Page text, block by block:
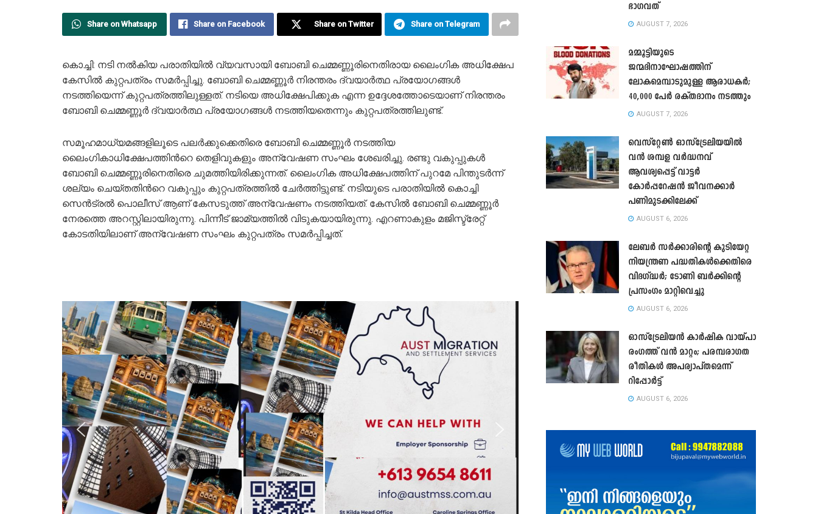
Share on Whatsapp Share on Facebook Share on Twitter Share on Telegram
കൊച്ചി: നടി നൽകിയ പരാതിയിൽ വ്യവസായി ബോബി ചെമ്മണ്ണൂരിനെതിരായ ലൈംഗിക അധിക്ഷേപ
കേസിൽ കുറ്റപത്രം സമര്‍പ്പിച്ചു. ബോബി ചെമ്മണ്ണൂർ നിരന്തരം ദ്വയാർത്ഥ പ്രയോഗങ്ങൾ
നടത്തിയെന്ന് കുറ്റപത്രത്തിലുള്ളത്. നടിയെ അധിക്ഷേപിക്കുക എന്ന ഉദ്ദേശത്തോടെയാണ് നിരന്തരം
ബോബി ചെമ്മണ്ണൂര്‍ ദ്വയാര്‍ത്ഥ പ്രയോഗങ്ങള്‍ നടത്തിയതെന്നും കുറ്റപത്രത്തിലുണ്ട്.
സമൂഹമാധ്യമങ്ങളിലൂടെ പലർക്കുക്കെതിരെ ബോബി ചെമ്മണ്ണൂര്‍ നടത്തിയ
ലൈംഗികാധിക്ഷേപത്തിന്‍റെ തെളിവുകളും അന്വേഷണ സംഘം ശേഖരിച്ചു. രണ്ടു വകുപ്പുകൾ
ബോബി ചെമ്മണ്ണൂരിനെതിരെ ചുമത്തിയിരിക്കുന്നത്. ലൈംഗിക അധിക്ഷേപത്തിന് പുറമേ പിന്തുടർന്ന്
ശല്യം ചെയ്തതിന്‍റെ വകുപ്പും കുറ്റപത്രത്തിൽ ചേര്‍ത്തിട്ടുണ്ട്. നടിയുടെ പരാതിയിൽ കൊച്ചി
സെൻട്രൽ പൊലീസ് ആണ് കേസടുത്ത് അന്വേഷണം നടത്തിയത്. കേസിൽ ബോബി ചെമ്മണ്ണൂര്‍
നേരത്തെ അറസ്റ്റിലായിരുന്നു. പിന്നീട് ജാമ്യത്തിൽ വിടുകയായിരുന്നു. എറണാകുളം മജിസ്ട്രേറ്റ്
കോടതിയിലാണ് അന്വേഷണ സംഘം കുറ്റപത്രം സമർപ്പിച്ചത്.
ഭാഗവത്
AUGUST 7, 2026
മമ്മൂട്ടിയുടെ
ജന്മദിനാഘോഷത്തിന്
ലോകമെമ്പാടുമുള്ള ആരാധകർ;
40,000 പേർ രക്തദാനം നടത്തും
AUGUST 7, 2026
വെസ്റ്റേൺ ഓസ്‌ട്രേലിയയിൽ
വൻ ശമ്പള വർദ്ധനവ്
ആവശ്യപ്പെട്ട് വാട്ടർ
കോർപ്പറേഷൻ ജീവനക്കാർ
പണിമുടക്കിലേക്ക്
AUGUST 6, 2026
ലേബർ സർക്കാരിന്റെ കുടിയേറ്റ
നിയന്ത്രണ പദ്ധതികൾക്കെതിരെ
വിദഗ്ദ്ധർ; ടോണി ബർക്കിന്റെ
പ്രസംഗം മാറ്റിവെച്ചു
AUGUST 6, 2026
ഓസ്‌ട്രേലിയൻ കാർഷിക വായ്പാ
രംഗത്ത് വൻ മാറ്റം; പരമ്പരാഗത
രീതികൾ അപര്യാപ്തമെന്ന്
റിപ്പോർട്ട്
AUGUST 6, 2026